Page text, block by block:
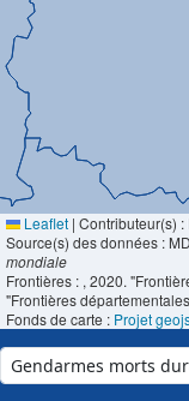
Leaflet | Contributeur(s) :
Source(s) des données :
mondiale
Frontières : , 2020.
"Frontières
Fonds de carte : Projet